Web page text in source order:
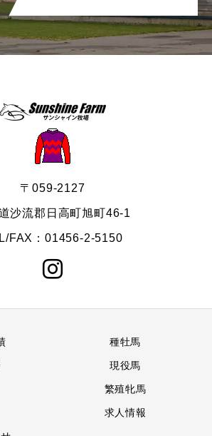
〒059-2127
沙流郡日高町旭町46-1
FAX：01456-2-5150
種牡馬
現役馬
繁殖牝馬
求人情報